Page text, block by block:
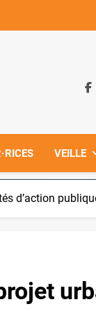
VEILLE
d’action